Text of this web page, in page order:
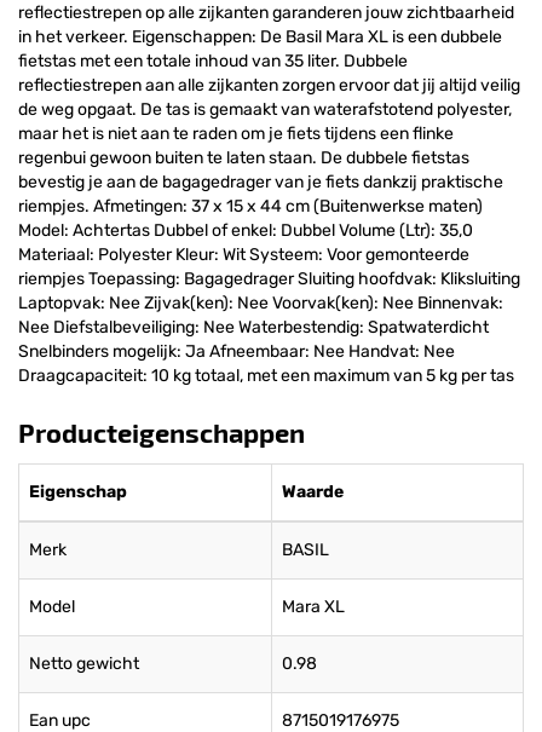
reflectiestrepen op alle zijkanten garanderen jouw zichtbaarheid
in het verkeer. Eigenschappen: De Basil Mara XL is een dubbele
fietstas met een totale inhoud van 35 liter. Dubbele
reflectiestrepen aan alle zijkanten zorgen ervoor dat jij altijd veilig
de weg opgaat. De tas is gemaakt van waterafstotend polyester,
maar het is niet aan te raden om je fiets tijdens een flinke
regenbui gewoon buiten te laten staan. De dubbele fietstas
bevestig je aan de bagagedrager van je fiets dankzij praktische
riempjes. Afmetingen: 37 x 15 x 44 cm (Buitenwerkse maten)
Model: Achtertas Dubbel of enkel: Dubbel Volume (Ltr): 35,0
Materiaal: Polyester Kleur: Wit Systeem: Voor gemonteerde
riempjes Toepassing: Bagagedrager Sluiting hoofdvak: Kliksluiting
Laptopvak: Nee Zijvak(ken): Nee Voorvak(ken): Nee Binnenvak:
Nee Diefstalbeveiliging: Nee Waterbestendig: Spatwaterdicht
Snelbinders mogelijk: Ja Afneembaar: Nee Handvat: Nee
Draagcapaciteit: 10 kg totaal, met een maximum van 5 kg per tas
Producteigenschappen
Eigenschap Waarde
Merk BASIL
Model Mara XL
Netto gewicht 0.98
Ean upc 8715019176975